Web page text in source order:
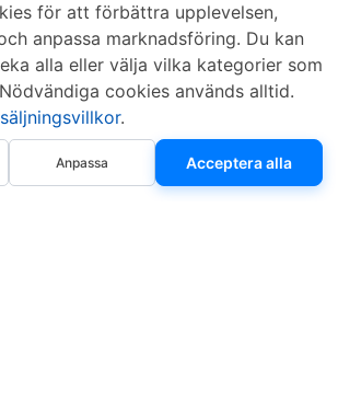
för att förbättra upplevelsen,
anpassa marknadsföring. Du kan
alla eller välja vilka kategorier som
cookies används alltid.
.
Anpassa Acceptera alla
Köp nu
mest sålda dieselbox
Återförsäljare
Sök KCR-box